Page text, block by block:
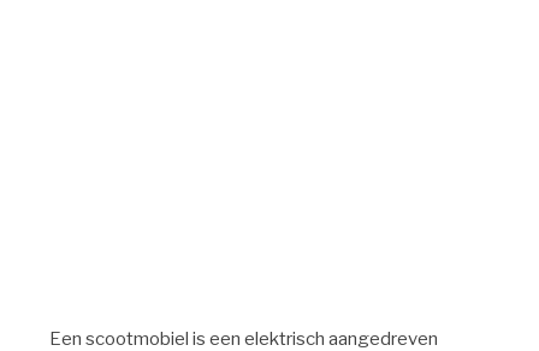
Een scootmobiel is een elektrisch aangedreven